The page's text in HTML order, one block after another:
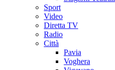
Sport
Video
Diretta TV
Radio
Città
Pavia
Voghera